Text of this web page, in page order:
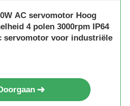
AC servomotor Hoog
4 polen 3000rpm IP64
servomotor voor industriële